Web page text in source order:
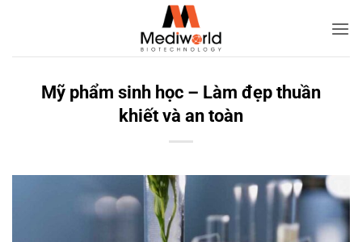
Mỹ phẩm sinh học – Làm đẹp thuần
khiết và an toàn